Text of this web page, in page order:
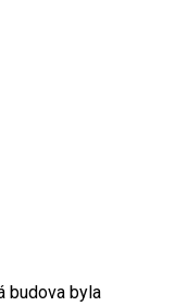
budova byla